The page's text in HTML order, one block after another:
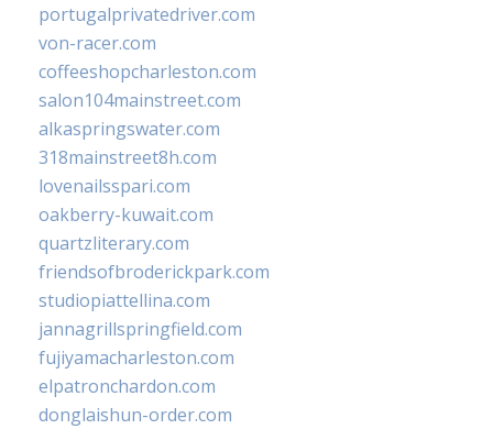
portugalprivatedriver.com
von-racer.com
coffeeshopcharleston.com
salon104mainstreet.com
alkaspringswater.com
318mainstreet8h.com
lovenailsspari.com
oakberry-kuwait.com
quartzliterary.com
friendsofbroderickpark.com
studiopiattellina.com
jannagrillspringfield.com
fujiyamacharleston.com
elpatronchardon.com
donglaishun-order.com